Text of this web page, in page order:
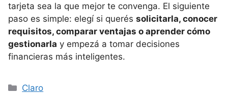
tarjeta sea la que mejor te convenga. El siguiente
paso es simple: elegí si querés solicitarla, conocer
requisitos, comparar ventajas o aprender cómo
gestionarla y empezá a tomar decisiones
financieras más inteligentes.
Categorías
Claro